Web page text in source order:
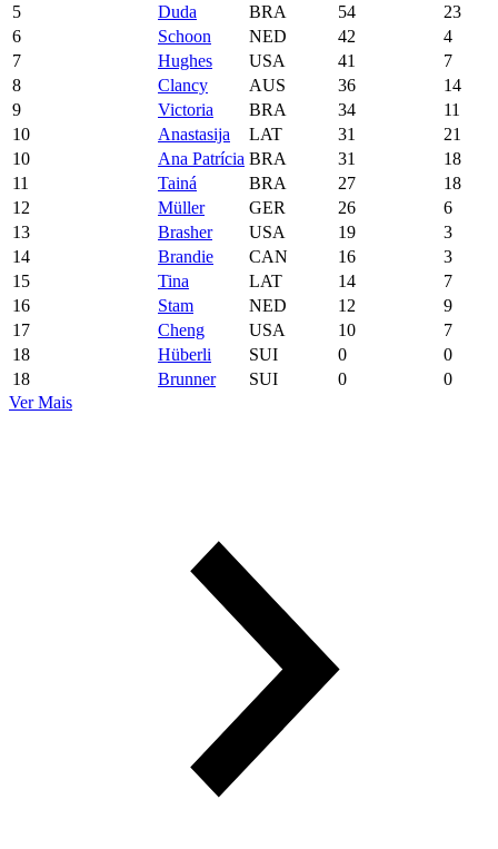
5
Duda BRA 54
23
6
Schoon NED 42
4
7
Hughes USA 41
7
8
Clancy AUS 36
14
9
Victoria BRA 34
11
10
Anastasija LAT 31
21
10
Ana Patrícia BRA 31
18
11
Tainá BRA 27
18
12
Müller GER 26
6
13
Brasher USA 19
3
14
Brandie CAN 16
3
15
Tina LAT 14
7
16
Stam NED 12
9
17
Cheng USA 10
7
18
Hüberli SUI 0
0
18
Brunner SUI 0
0
Ver Mais